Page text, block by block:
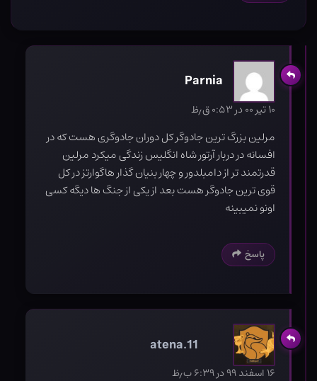
Parnia
۱۰ تیر ۰۰ در ۰:۵۳ ق٫ظ
مرلین بزرگ ترین جادوگر کل دوران جادوگری هست که در
افسانه در دربار آرتور شاه انگلیس زندگی میکرد مرلین
قدرتمند تر از دامبلدور و چهار بنیان گذار هاگوارتز در کل
قوی ترین جادوگر هست بعد از یکی از جنگ ها دیگه کسی
اونو نمیبینه
پاسخ
atena.11
۱۶ اسفند ۹۹ در ۶:۳۹ ب٫ظ